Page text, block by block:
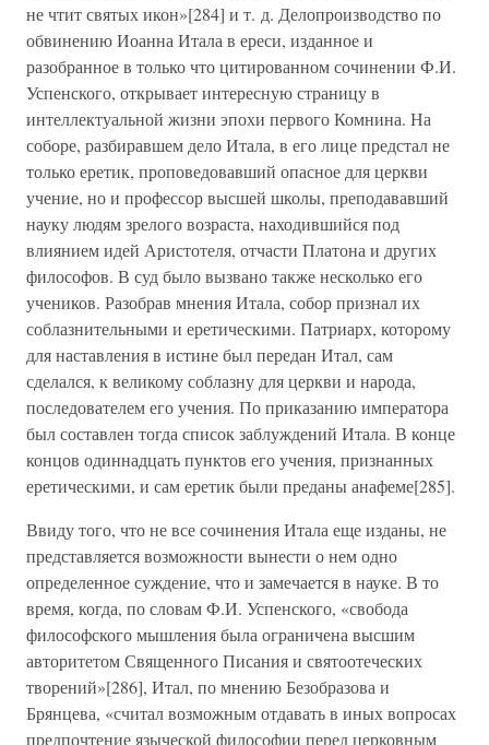
не чтит святых икон»[284] и т. д. Делопроизводство по
обвинению Иоанна Итала в ереси, изданное и
разобранное в только что цитированном сочинении Ф.И.
Успенского, открывает интересную страницу в
интеллектуальной жизни эпохи первого Комнина. На
соборе, разбиравшем дело Итала, в его лице предстал не
только еретик, проповедовавший опасное для церкви
учение, но и профессор высшей школы, преподававший
науку людям зрелого возраста, находившийся под
влиянием идей Аристотеля, отчасти Платона и других
философов. В суд было вызвано также несколько его
учеников. Разобрав мнения Итала, собор признал их
соблазнительными и еретическими. Патриарх, которому
для наставления в истине был передан Итал, сам
сделался, к великому соблазну для церкви и народа,
последователем его учения. По приказанию императора
был составлен тогда список заблуждений Итала. В конце
концов одиннадцать пунктов его учения, признанных
еретическими, и сам еретик были преданы анафеме[285].
Ввиду того, что не все сочинения Итала еще изданы, не
представляется возможности вынести о нем одно
определенное суждение, что и замечается в науке. В то
время, когда, по словам Ф.И. Успенского, «свобода
философского мышления была ограничена высшим
авторитетом Священного Писания и святоотеческих
творений»[286], Итал, по мнению Безобразова и
Брянцева, «считал возможным отдавать в иных вопросах
предпочтение языческой философии перед церковным